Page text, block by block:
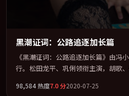
黑潮证词：公路追逐加长篇
《黑潮证词：公路追逐加长篇》由冯
行。松田龙平、巩俐领衔主演，胡歌
表演与视听上力求统一。定于 2020-
98,584热度7.0分2020-07-25